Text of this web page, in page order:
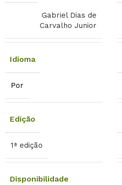
Gabriel Dias de
Carvalho Junior
Idioma
Por
Edição
1ª edição
Disponibilidade